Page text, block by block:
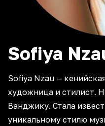
Sofiya
Sofiya Nzau —
художница и стилист.
Ванджику. Стала
уникальному стилю